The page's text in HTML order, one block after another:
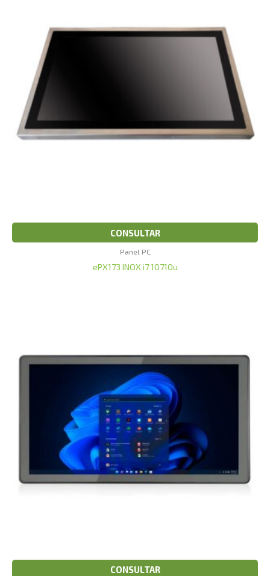
CONSULTAR
Panel PC
ePX173 INOX i7 10710u
CONSULTAR